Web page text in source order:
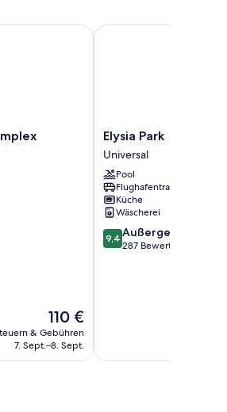
Der
Preis
beträgt
110 €
& Gebühren
7. Sept.–8. Sept.
Elysia
Park
Universal
Elysia Park
Universal
Pool
Flughafentransfer
Küche
Wäscherei
9.4
von
9,4 Außergewöhnlich
287 Bewertungen
Elysia Park